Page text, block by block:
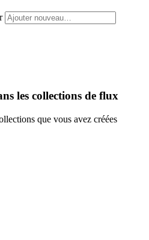
les collections de flux
que vous avez créées